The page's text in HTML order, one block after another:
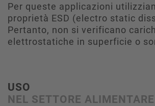
Per queste applicazioni
proprietà ESD (electro static
Pertanto, non si verificano
elettrostatiche in superficie o
USO
NEL SETTORE ALIMENTARE